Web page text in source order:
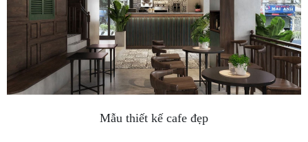
Mẫu thiết kế cafe đẹp